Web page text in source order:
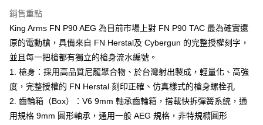
合作金庫商業銀行
華南商業銀行
彰化商業銀行
上海商業儲蓄銀行
台北富邦商業銀行
國泰世華商業銀行
兆豐國際商業銀行
臺灣中小企業銀行
台中商業銀行
匯豐（台灣）商業銀行
華泰商業銀行
聯邦商業銀行
遠東國際商業銀行
元大商業銀行
永豐商業銀行
玉山商業銀行
星展（台灣）商業銀行
Apple Pay
街口支付
悠遊付
銷售重點
King Arms FN P90 AEG 為目前市場上對 FN P90 TAC 最為確實還
原的電動槍，具備來自 FN Herstal及 Cybergun 的完整授權刻字，
並且每一把槍都有獨立的槍身流水編號。
1. 槍身：採用高品質尼龍聚合物、於台灣射出製成，輕量化、高強
度，完整授權的 FN Herstal 刻印正確、仿真樣式的槍身螺栓孔
2. 齒輪箱（Box）：V6 9mm 軸承齒輪箱，搭載快拆彈簧系統，通
用規格 9mm 圓形軸承，通用一般 AEG 規格，非特規橢圓形